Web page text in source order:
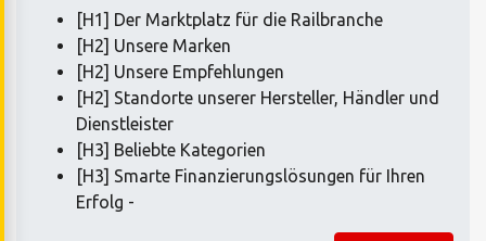
[H1] Der Marktplatz für die Railbranche
[H2] Unsere Marken
[H2] Unsere Empfehlungen
[H2] Standorte unserer Hersteller, Händler und
Dienstleister
[H3] Beliebte Kategorien
[H3] Smarte Finanzierungslösungen für Ihren
Erfolg -